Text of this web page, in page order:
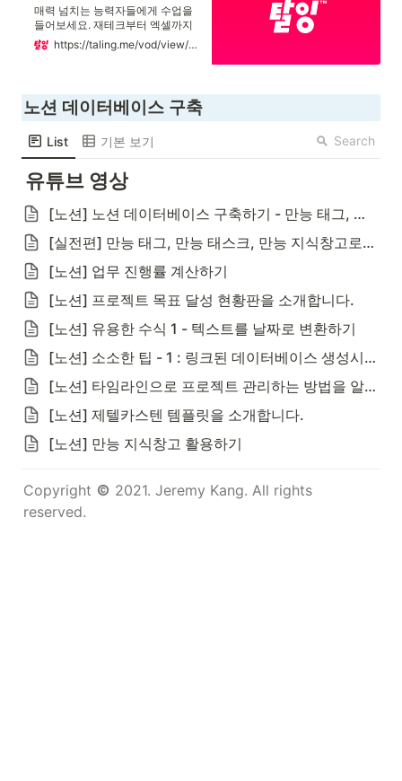
매력 넘치는 능력자들에게 수업을
들어보세요. 재테크부터 엑셀까지
다 있다!
https://taling.me/vod/view/34695
노션 데이터베이스 구축
List 기본 보기 Search
유튜브 영상
[노션] 노션 데이터베이스 구축하기 - 만능 태그, 만능 태스크, 만능 지식창고
[실전편] 만능 태그, 만능 태스크, 만능 지식창고로 메인 데이터베이스 구축하기
[노션] 업무 진행률 계산하기
[노션] 프로젝트 목표 달성 현황판을 소개합니다.
[노션] 유용한 수식 1 - 텍스트를 날짜로 변환하기
[노션] 소소한 팁 - 1 : 링크된 데이터베이스 생성시 속성 순서를 원본 데이터베이스와 동일하게 자동정렬하기
[노션] 타임라인으로 프로젝트 관리하는 방법을 알려드립니다.
[노션] 제텔카스텐 템플릿을 소개합니다.
[노션] 만능 지식창고 활용하기
Copyright
2021. Jeremy Kang. All rights
reserved.